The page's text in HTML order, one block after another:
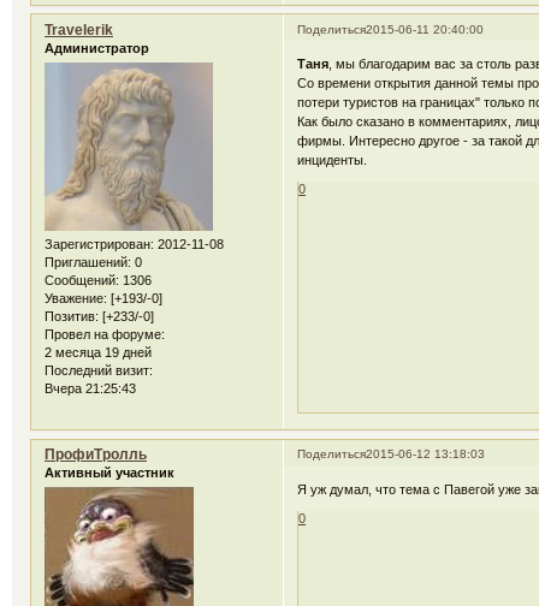
Поделиться2015-06-11 20:40:00
Travelerik
Администратор
Зарегистрирован: 2012-11-08
Приглашений: 0
Сообщений: 1306
Уважение: [+193/-0]
Позитив: [+233/-0]
Провел на форуме:
2 месяца 19 дней
Последний визит:
Вчера 21:25:43
Таня , мы благодарим вас за столь
Со времени открытия данной темы
потери туристов на границах" только
Как было сказано в комментариях,
фирмы. Интересно другое - за такой
инциденты.
0
Поделиться2015-06-12 13:18:03
ПрофиТролль
Активный участник
Я уж думал, что тема с Павегой уже
0